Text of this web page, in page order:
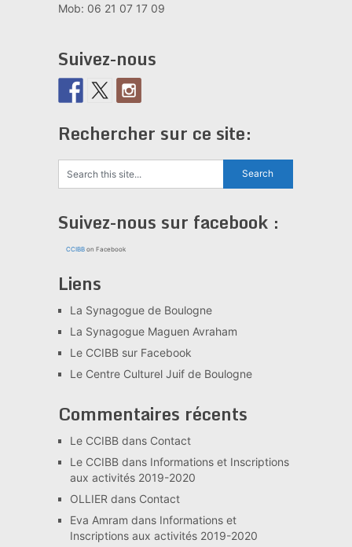
Mob: 06 21 07 17 09
Suivez-nous
Rechercher sur ce site:
Suivez-nous sur facebook :
CCIBBon Facebook
Liens
La Synagogue de Boulogne
La Synagogue Maguen Avraham
Le CCIBB sur Facebook
Le Centre Culturel Juif de Boulogne
Commentaires récents
Le CCIBBdans Contact
Le CCIBBdans Informations et Inscriptions
aux activités 2019-2020
OLLIER dans Contact
Eva Amram dans Informations et
Inscriptions aux activités 2019-2020